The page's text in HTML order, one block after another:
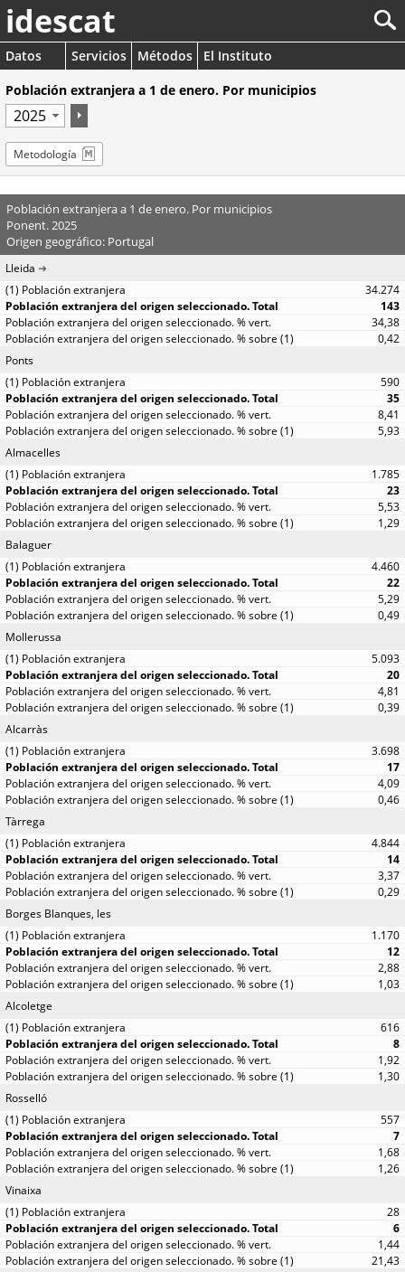
idescat
Datos Servicios Métodos
El Instituto
Población extranjera a 1 de enero. Por municipios
Metodología
Población extranjera a 1 de enero. Por municipios
Ponent. 2025
Origen geográfico: Portugal
Lleida
34.274
143
34,38
0,42
Ponts
590
35
8,41
5,93
Almacelles
1.785
23
5,53
1,29
Balaguer
4.460
22
5,29
0,49
Mollerussa
5.093
20
4,81
0,39
Alcarràs
3.698
17
4,09
0,46
Tàrrega
4.844
14
3,37
0,29
Borges Blanques, les
1.170
12
2,88
1,03
Alcoletge
616
8
1,92
1,30
Rosselló
557
7
1,68
1,26
Vinaixa
28
6
1,44
21,43